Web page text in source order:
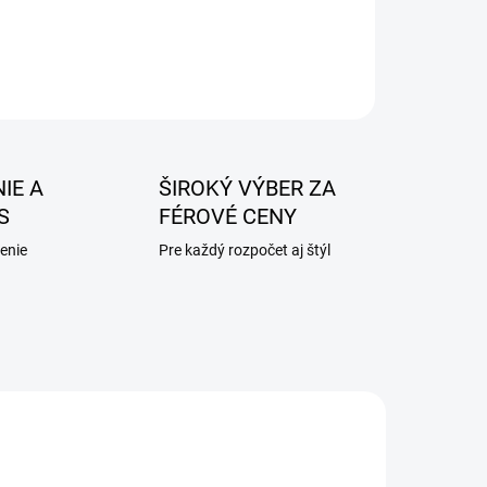
A
ŠIROKÝ VÝBER ZA
FÉROVÉ CENY
Pre každý rozpočet aj štýl